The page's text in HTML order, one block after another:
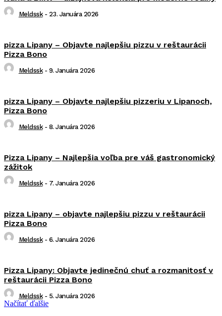
Meldssk - 23. Januára 2026
pizza Lipany – Objavte najlepšiu pizzu v reštaurácii
Pizza Bono
Meldssk - 9. Januára 2026
pizza Lipany – Objavte najlepšiu pizzeriu v Lipanoch,
Pizza Bono
Meldssk - 8. Januára 2026
Pizza Lipany – Najlepšia voľba pre váš gastronomický
zážitok
Meldssk - 7. Januára 2026
pizza Lipany – objavte najlepšiu pizzu v reštaurácii
Pizza Bono
Meldssk - 6. Januára 2026
Pizza Lipany: Objavte jedinečnú chuť a rozmanitosť v
reštaurácii Pizza Bono
Meldssk - 5. Januára 2026
Načítať ďalšie